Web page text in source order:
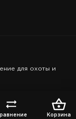
Корзина
для охоты и